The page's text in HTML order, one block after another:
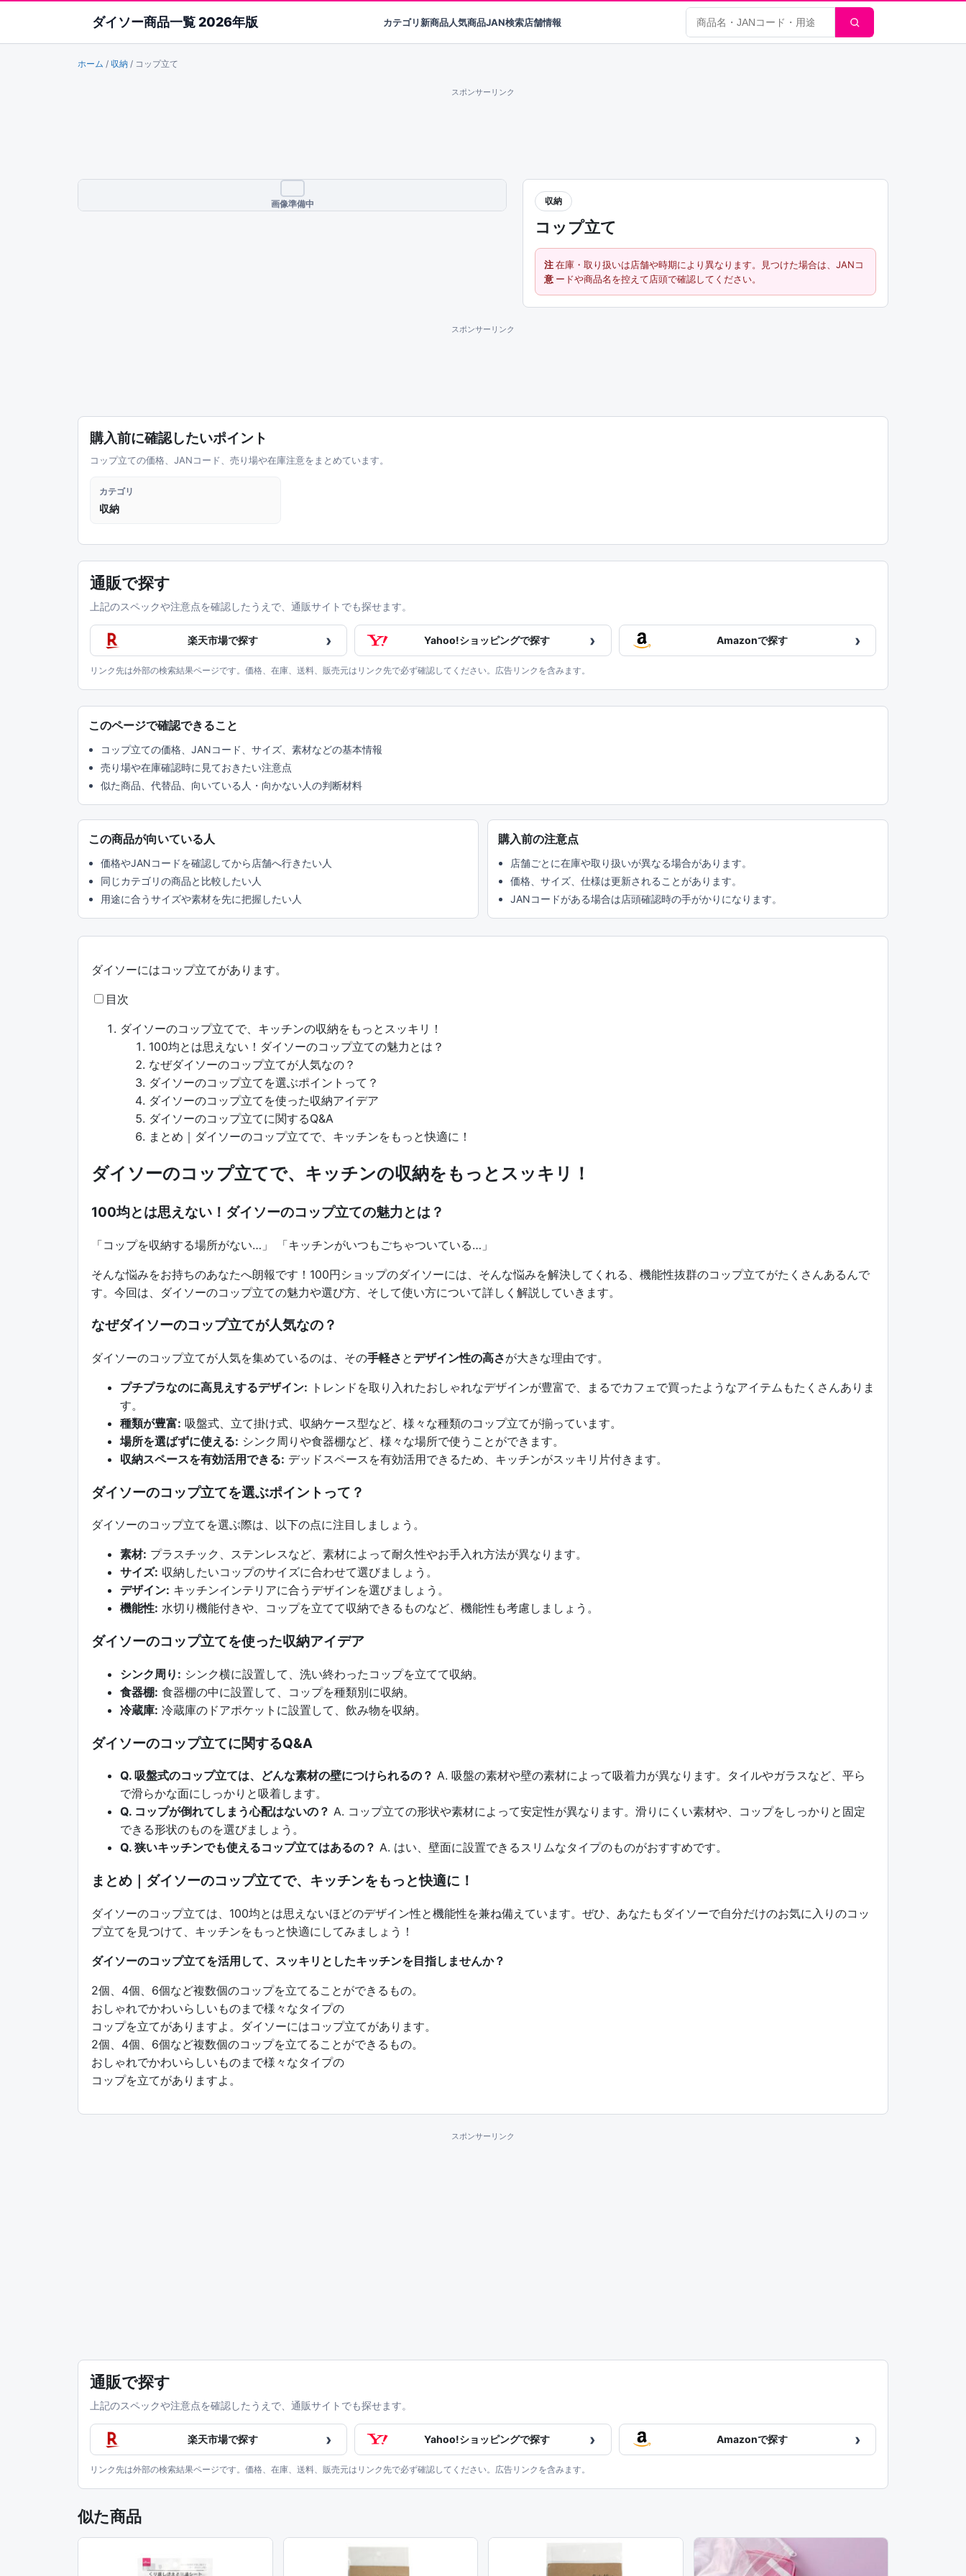
ダイソー商品一覧 2026年版 カテゴリ新商品人気商品JAN検索店舗情報 商品検索
ホーム / 収納 / コップ立て
スポンサーリンク
画像準備中 収納
コップ立て
注
意
在庫・取り扱いは店舗や時期により異なります。見つけた場合は、JANコ
ードや商品名を控えて店頭で確認してください。
スポンサーリンク
購入前に確認したいポイント
コップ立ての価格、JANコード、売り場や在庫注意をまとめています。
カテゴリ
収納
通販で探す
上記のスペックや注意点を確認したうえで、通販サイトでも探せます。
楽天市場で探す › Yahoo!ショッピングで探す › Amazonで探す ›
リンク先は外部の検索結果ページです。価格、在庫、送料、販売元はリンク先で必ず確認してください。広告リンクを含みます。
このページで確認できること
コップ立ての価格、JANコード、サイズ、素材などの基本情報
売り場や在庫確認時に見ておきたい注意点
似た商品、代替品、向いている人・向かない人の判断材料
この商品が向いている人
価格やJANコードを確認してから店舗へ行きたい人
同じカテゴリの商品と比較したい人
用途に合うサイズや素材を先に把握したい人
購入前の注意点
店舗ごとに在庫や取り扱いが異なる場合があります。
価格、サイズ、仕様は更新されることがあります。
JANコードがある場合は店頭確認時の手がかりになります。
ダイソーにはコップ立てがあります。
目次
ダイソーのコップ立てで、キッチンの収納をもっとスッキリ！
100均とは思えない！ダイソーのコップ立ての魅力とは？
なぜダイソーのコップ立てが人気なの？
ダイソーのコップ立てを選ぶポイントって？
ダイソーのコップ立てを使った収納アイデア
ダイソーのコップ立てに関するQ&A
まとめ｜ダイソーのコップ立てで、キッチンをもっと快適に！
ダイソーのコップ立てで、キッチンの収納をもっとスッキリ！
100均とは思えない！ダイソーのコップ立ての魅力とは？
「コップを収納する場所がない…」 「キッチンがいつもごちゃついている…」
そんな悩みをお持ちのあなたへ朗報です！100円ショップのダイソーには、そんな悩みを解決してくれる、機能性抜群のコップ立てがたくさんあるんで
す。今回は、ダイソーのコップ立ての魅力や選び方、そして使い方について詳しく解説していきます。
なぜダイソーのコップ立てが人気なの？
ダイソーのコップ立てが人気を集めているのは、その手軽さ と デザイン性の高さが大きな理由です。
プチプラなのに高見えするデザイン: トレンドを取り入れたおしゃれなデザインが豊富で、まるでカフェで買ったようなアイテムもたくさんありま
す。
種類が豊富: 吸盤式、立て掛け式、収納ケース型など、様々な種類のコップ立てが揃っています。
場所を選ばずに使える: シンク周りや食器棚など、様々な場所で使うことができます。
収納スペースを有効活用できる: デッドスペースを有効活用できるため、キッチンがスッキリ片付きます。
ダイソーのコップ立てを選ぶポイントって？
ダイソーのコップ立てを選ぶ際は、以下の点に注目しましょう。
素材: プラスチック、ステンレスなど、素材によって耐久性やお手入れ方法が異なります。
サイズ: 収納したいコップのサイズに合わせて選びましょう。
デザイン: キッチンインテリアに合うデザインを選びましょう。
機能性: 水切り機能付きや、コップを立てて収納できるものなど、機能性も考慮しましょう。
ダイソーのコップ立てを使った収納アイデア
シンク周り: シンク横に設置して、洗い終わったコップを立てて収納。
食器棚: 食器棚の中に設置して、コップを種類別に収納。
冷蔵庫: 冷蔵庫のドアポケットに設置して、飲み物を収納。
ダイソーのコップ立てに関するQ&A
Q. 吸盤式のコップ立ては、どんな素材の壁につけられるの？ A. 吸盤の素材や壁の素材によって吸着力が異なります。タイルやガラスなど、平ら
で滑らかな面にしっかりと吸着します。
Q. コップが倒れてしまう心配はないの？ A. コップ立ての形状や素材によって安定性が異なります。滑りにくい素材や、コップをしっかりと固定
できる形状のものを選びましょう。
Q. 狭いキッチンでも使えるコップ立てはあるの？ A. はい、壁面に設置できるスリムなタイプのものがおすすめです。
まとめ｜ダイソーのコップ立てで、キッチンをもっと快適に！
ダイソーのコップ立ては、100均とは思えないほどのデザイン性と機能性を兼ね備えています。ぜひ、あなたもダイソーで自分だけのお気に入りのコッ
プ立てを見つけて、キッチンをもっと快適にしてみましょう！
ダイソーのコップ立てを活用して、スッキリとしたキッチンを目指しませんか？
2個、4個、6個など複数個のコップを立てることができるもの。
おしゃれでかわいらしいものまで様々なタイプの
コップを立てがありますよ。ダイソーにはコップ立てがあります。
2個、4個、6個など複数個のコップを立てることができるもの。
おしゃれでかわいらしいものまで様々なタイプの
コップを立てがありますよ。
スポンサーリンク
通販で探す
上記のスペックや注意点を確認したうえで、通販サイトでも探せます。
楽天市場で探す › Yahoo!ショッピングで探す › Amazonで探す ›
リンク先は外部の検索結果ページです。価格、在庫、送料、販売元はリンク先で必ず確認してください。広告リンクを含みます。
似た商品